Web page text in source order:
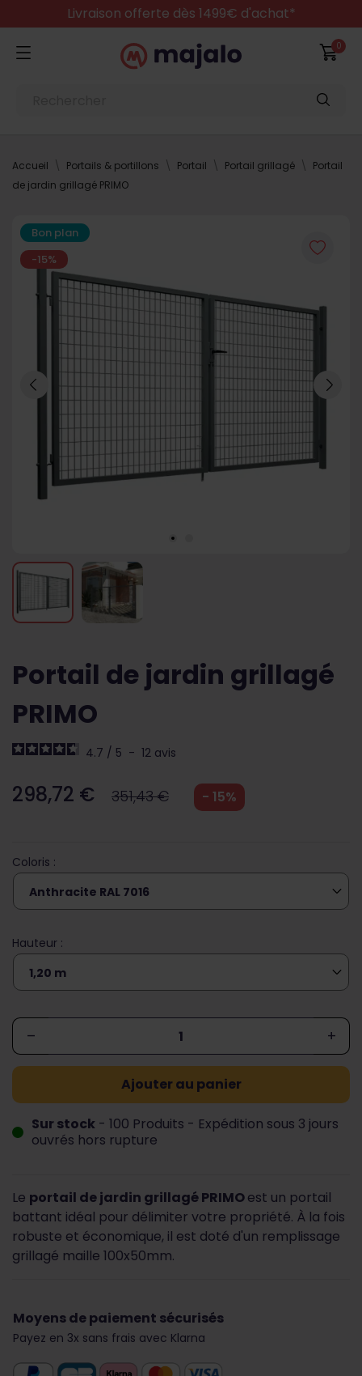
Livraison offerte dès 1499€ d'achat*
0
Accueil Portails & portillons Portail Portail grillagé
Portail
de jardin grillagé PRIMO
Bon plan
-15%
Portail de jardin grillagé
PRIMO
4.7 / 5 - 12 avis
298,72 € 351,43 € - 15%
Coloris :
Hauteur :
– +
Ajouter au panier
Sur stock - 100 Produits - Expédition sous 3 jours
ouvrés hors rupture
Le portail de jardin grillagé PRIMOest un portail
battant idéal pour délimiter votre propriété. À la fois
robuste et économique, il est doté d'un remplissage
grillagé maille 100x50mm.
Moyens de paiement sécurisés
Payez en 3x sans frais avec Klarna